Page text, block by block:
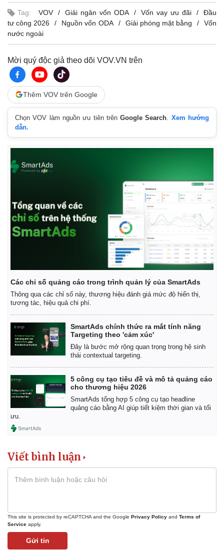
Vụ án
Tin nóng
Tag: VOV Giải ngân vốn ODA Vốn vay ưu đãi
Đầu
tư công 2026
Nguồn vốn ODA Giải phóng mặt bằng
Vốn
nước ngoài
Mời quý độc giả theo dõi VOV.VN trên
Thêm VOV trên Google
Chọn VOV làm nguồn ưu tiên trênGoogle Search
Xem hướng
dẫn.
Các chỉ số quảng cáo trong trình quản lý của SmartAds
Thông qua các chỉ số này, thương hiệu đánh giá mức độ hiển thị,
tương tác, hiệu quả chi phí.
SmartAds chính thức ra mắt tính năng
Targeting theo 'cảm xúc'
Đây là bước mở rộng quan trọng trong hệ sinh
thái contextual targeting.
5 công cụ tạo tiêu đề và mô tả quảng cáo
cho thương hiệu 2026
SmartAds tổng hợp 5 công cụ tạo headline
quảng cáo bằng AI giúp tiết kiệm thời gian và tối
ưu.
Viết bình luận
This site is protected by reCAPTCHA and the Google Privacy Policy and Terms of
Service apply.
Gửi tin